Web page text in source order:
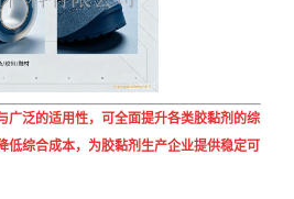
广泛的适用性，可全面提升各类胶黏剂的综
低综合成本，为胶黏剂生产企业提供稳定可